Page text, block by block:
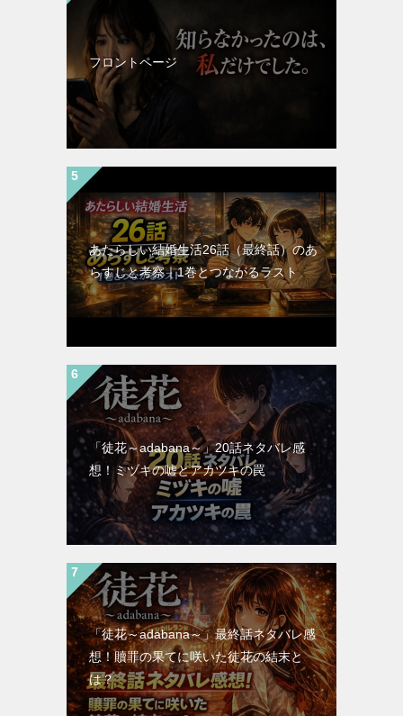
フロントページ
あたらしい結婚生活26話（最終話）のあ
らすじと考察｜1巻とつながるラスト
「徒花～adabana～」20話ネタバレ感
想！ミヅキの嘘とアカツキの罠
「徒花～adabana～」最終話ネタバレ感
想！贖罪の果てに咲いた徒花の結末と
は？